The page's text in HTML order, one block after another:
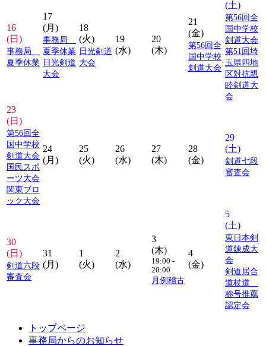
16
(日)
事務局
夏季休業
17
(月)
事務局
夏季休業
日光剣道
大会
18
(火)
日光剣道
大会
19
(水)
20
(木)
21
(金)
第56回全
国中学校
剣道大会
(土)
第56回全
国中学校
剣道大会
第51回埼
玉県四地
区対抗親
睦剣道大
会
23
(日)
第56回全
国中学校
剣道大会
国民スポ
ーツ大会
関東ブロ
ック大会
24
(月)
25
(火)
26
(水)
27
(木)
28
(金)
29
(土)
剣道七段
審査会
30
(日)
剣道六段
審査会
31
(月)
1
(火)
2
(水)
3
(木)
19:00 -
20:00
月例稽古
4
(金)
5
(土)
東日本剣
道錬成大
会
剣道居合
道杖道
称号推薦
認定会
トップページ
事務局からのお知らせ